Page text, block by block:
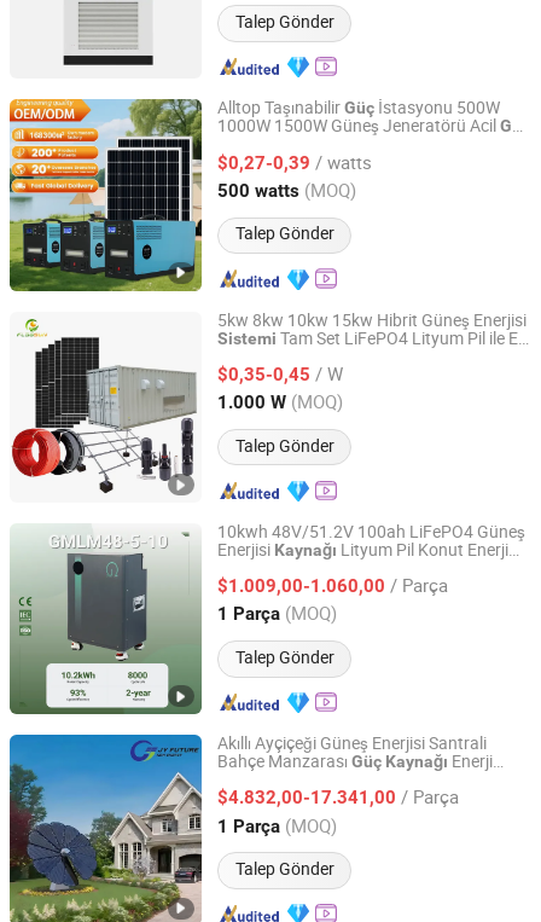
Talep Gönder
Alltop TaşınabilirGüç İstasyonu 500W
1000W 1500W Güneş Jeneratörü Acil Güç
$0,27-0,39 / watts
500 watts (MOQ)
Talep Gönder
Guangdong Alltop Lighting Co., Ltd.
Guangdong, China Fiyat 2021
5kw 8kw 10kw 15kw Hibrit Güneş Enerjisi
Sistemi Tam Set LiFePO4 Lityum Pil ile Ev,
$0,35-0,45 / W
1.000 W (MOQ)
Talep Gönder
Flagsun (Suzhou) New Energy Co., Ltd.
Jiangsu, China Fiyat 2015
10kwh 48V/51.2V 100ah LiFePO4 Güneş
Enerjisi Kaynağı Lityum Pil Konut Enerji
$1.009,00-1.060,00 / Parça
1 Parça (MOQ)
Talep Gönder
Zhejiang Green Ohm Technology Co., Ltd
Zhejiang, China Fiyat 2026
Akıllı Ayçiçeği Güneş Enerjisi Santrali
Bahçe Manzarası Güç Kaynağı Enerji
$4.832,00-17.341,00 / Parça
1 Parça (MOQ)
Talep Gönder
Hebei JY Future New Energy Technology Co.,Ltd.
Hebei, China Fiyat 2025